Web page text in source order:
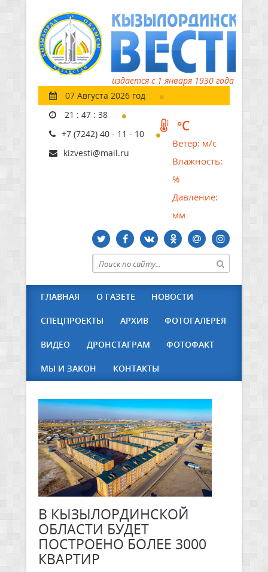
издается с 1 января 1930 года
07 Августа 2026 год
21 : 47 : 39
+7 (7242) 40 - 11 - 10
kizvesti@mail.ru
°C
Ветер: м/с
Влажность:
%
Давление:
мм
ГЛАВНАЯ О ГАЗЕТЕ НОВОСТИ
СПЕЦПРОЕКТЫ АРХИВ ФОТОГАЛЕРЕЯ
ВИДЕО ДРОНСТАГРАМ ФОТОФАКТ
МЫ И ЗАКОН КОНТАКТЫ
В КЫЗЫЛОРДИНСКОЙ
ОБЛАСТИ БУДЕТ
ПОСТРОЕНО БОЛЕЕ 3000
КВАРТИР